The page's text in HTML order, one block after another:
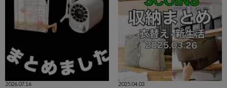
2026.07.16
2025.04.03